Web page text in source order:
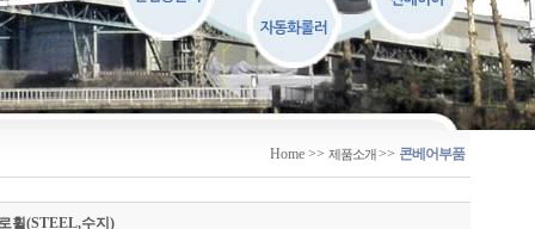
Home >> 제품소개>> 콘베어부품
휠(STEEL,수지)